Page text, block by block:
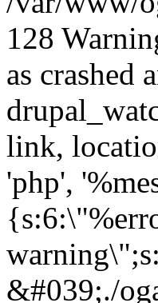
128
as crashed
link,
'php',
&#039;./